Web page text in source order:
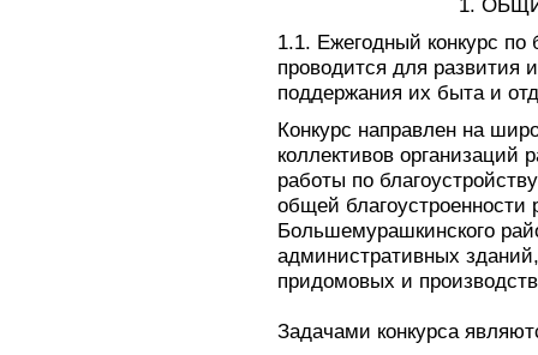
1.
1.1. Ежегодный конкурс по
проводится для развития
поддержания их быта и
Конкурс направлен на
коллективов организаций
работы по
общей
Большемурашкинского
административных
придомовых и
Задачами конкурса